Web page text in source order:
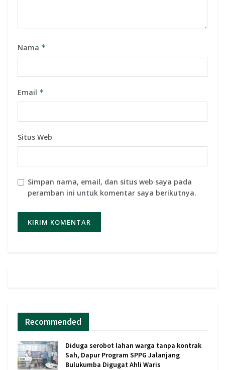
Nama *
Email *
Situs Web
Simpan nama, email, dan situs web saya pada
peramban ini untuk komentar saya berikutnya.
Recommended
Diduga serobot lahan warga tanpa kontrak
Sah, Dapur Program SPPG Jalanjang
Bulukumba Digugat Ahli Waris